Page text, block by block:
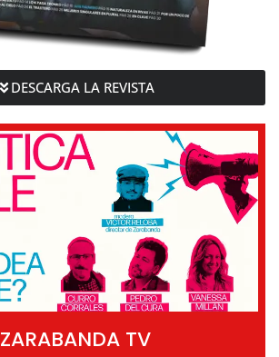
DESCARGA LA REVISTA
ZARABANDA TV